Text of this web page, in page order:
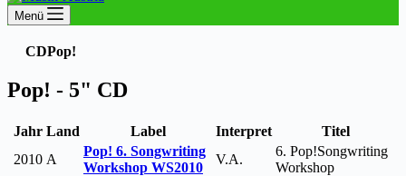
Menü
CDPop!
Pop! - 5" CD
Jahr Land Label Interpret
Titel
2010 A
Pop! 6. Songwriting
Workshop WS2010
V.A.
6. Pop!Songwriting
Workshop